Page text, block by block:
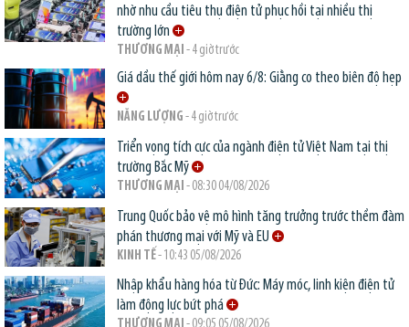
nhờ nhu cầu tiêu thụ điện tử phục hồi tại nhiều thị
trường lớn
THƯƠNG MẠI - 4 giờ trước
Giá dầu thế giới hôm nay 6/8: Giằng co theo biên độ hẹp
NĂNG LƯỢNG - 4 giờ trước
Triển vọng tích cực của ngành điện tử Việt Nam tại thị
trường Bắc Mỹ
THƯƠNG MẠI - 08:30 04/08/2026
Trung Quốc bảo vệ mô hình tăng trưởng trước thềm đàm
phán thương mại với Mỹ và EU
KINH TẾ- 10:43 05/08/2026
Nhập khẩu hàng hóa từ Đức: Máy móc, linh kiện điện tử
làm động lực bứt phá